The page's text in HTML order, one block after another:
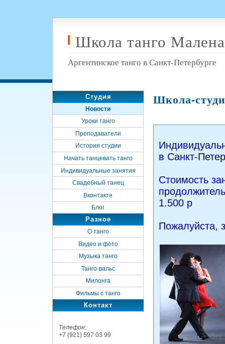
Школа танго Малена
Аргентинское танго в Санкт-Петербурге
Школа-
в Санкт-
Стоимость
1.500 р
Пожалуйста,
Студия
Новости
Уроки танго
Преподаватели
История студии
Начать танцевать танго
Индивидуальные занятия
Свадебный танец
Вконтакте
Блог
Разное
О танго
Видео и фото
Музыка танго
Танго-вальс
Милонга
Фильмы с танго
Контакт
Телефон:
+7 (921) 597 03 99